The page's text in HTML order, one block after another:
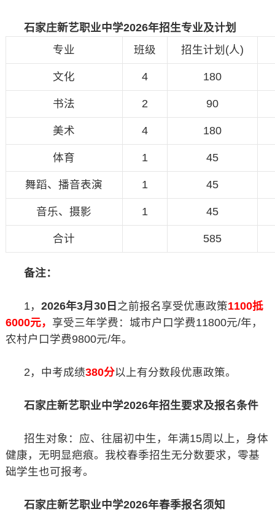
石家庄新艺职业中学2026年招生专业及计划
专业
班级 招生计划(人)
文化 4 180
书法 2 90
美术 4 180
体育 1 45
舞蹈、播音表演 1 45
音乐、摄影 1 45
合计 585
备注：
1， 2026年3月30日 之前报名享受优惠政策1100抵
6000元， 享受三年学费：城市户口学费11800元/年，
农村户口学费9800元/年。
2，中考成绩380分以上有分数段优惠政策。
石家庄新艺职业中学2026年招生要求及报名条件
招生对象：应、往届初中生，年满15周以上，身体
健康，无明显疤痕。我校春季招生无分数要求，零基
础学生也可报考。
石家庄新艺职业中学2026年春季报名须知